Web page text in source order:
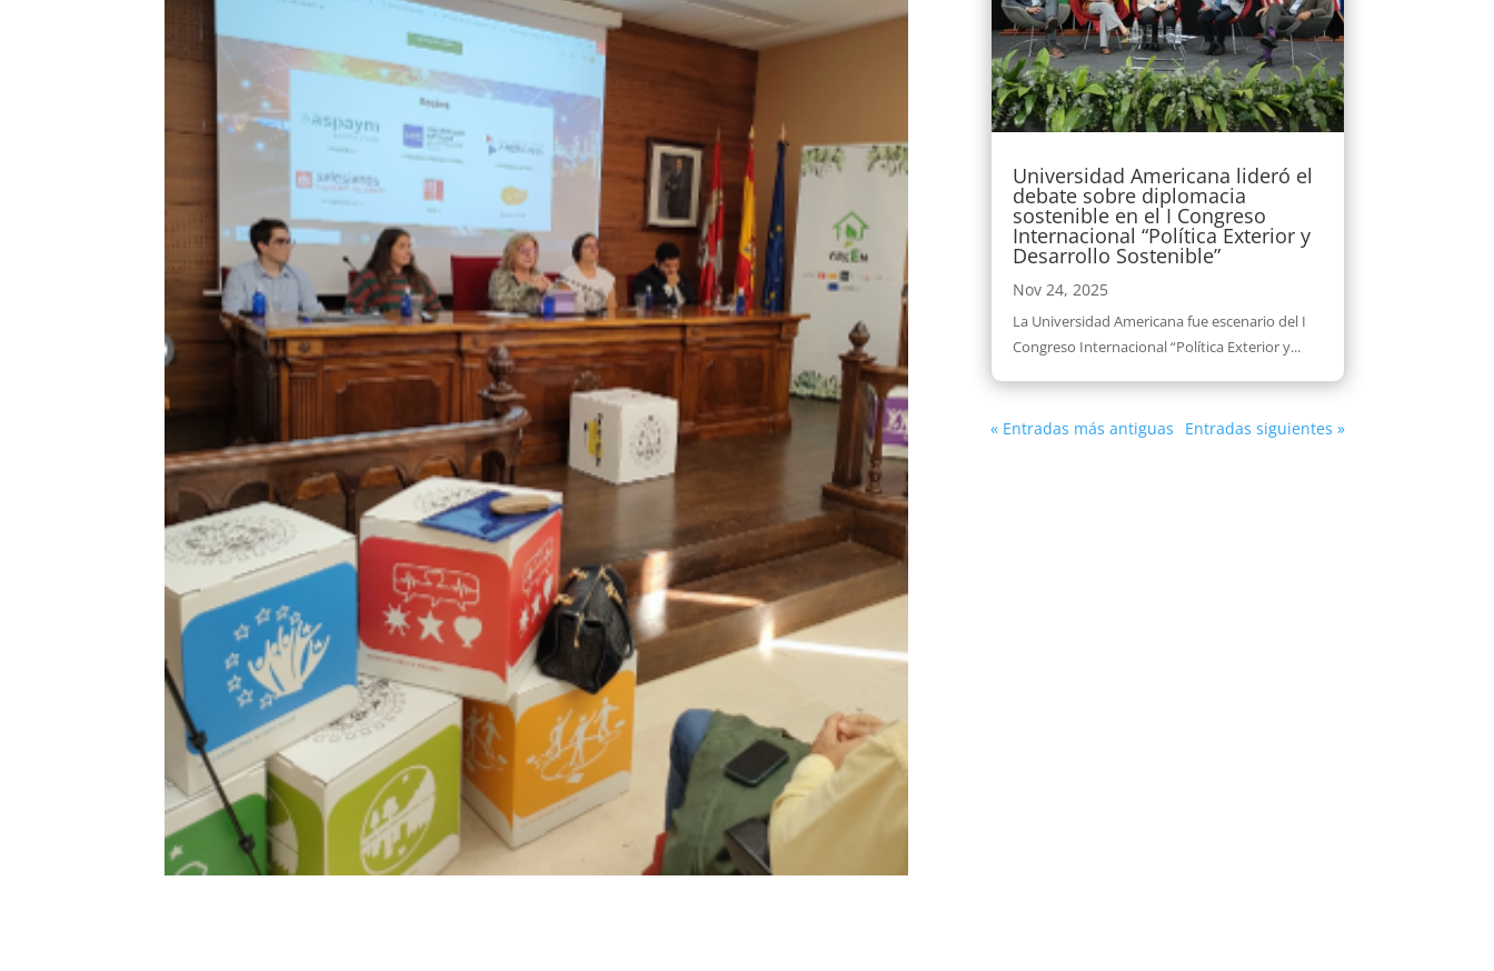
Universidad Americana lideró el
debate sobre diplomacia
sostenible en el I Congreso
Internacional “Política Exterior y
Desarrollo Sostenible”
Nov 24, 2025
La Universidad Americana fue escenario del I
Congreso Internacional “Política Exterior y...
« Entradas más antiguas Entradas siguientes »